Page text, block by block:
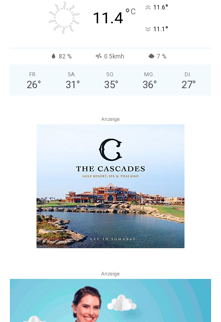
11.4°C 11.6°
11.1 °
82 % 0.5kmh 7 %
FR.
26°
SA.
31 °
SO.
35°
MO.
36°
DI.
27°
Anzeige
Anzeige